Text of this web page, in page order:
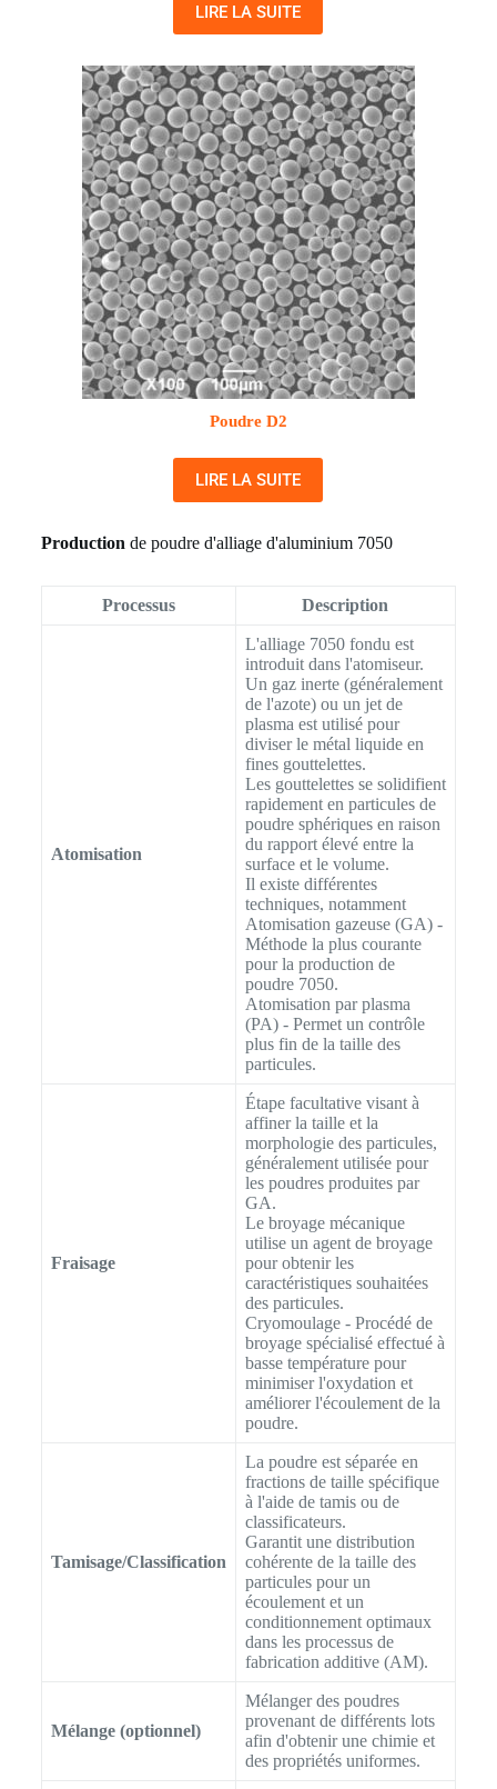
LIRE LA SUITE
Poudre D2
LIRE LA SUITE
Production de poudre d'alliage d'aluminium 7050
Processus Description
Atomisation
L'alliage 7050 fondu est
introduit dans l'atomiseur.
Un gaz inerte (généralement
de l'azote) ou un jet de
plasma est utilisé pour
diviser le métal liquide en
fines gouttelettes.
Les gouttelettes se solidifient
rapidement en particules de
poudre sphériques en raison
du rapport élevé entre la
surface et le volume.
Il existe différentes
techniques, notamment
Atomisation gazeuse (GA) -
Méthode la plus courante
pour la production de
poudre 7050.
Atomisation par plasma
(PA) - Permet un contrôle
plus fin de la taille des
particules.
Fraisage
Étape facultative visant à
affiner la taille et la
morphologie des particules,
généralement utilisée pour
les poudres produites par
GA.
Le broyage mécanique
utilise un agent de broyage
pour obtenir les
caractéristiques souhaitées
des particules.
Cryomoulage - Procédé de
broyage spécialisé effectué à
basse température pour
minimiser l'oxydation et
améliorer l'écoulement de la
poudre.
Tamisage/Classification
La poudre est séparée en
fractions de taille spécifique
à l'aide de tamis ou de
classificateurs.
Garantit une distribution
cohérente de la taille des
particules pour un
écoulement et un
conditionnement optimaux
dans les processus de
fabrication additive (AM).
Mélange (optionnel)
Mélanger des poudres
provenant de différents lots
afin d'obtenir une chimie et
des propriétés uniformes.